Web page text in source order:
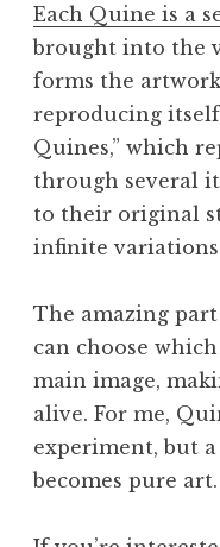
Each Quine is a
brought into the
forms the
reproducing
Quines,” which
through several
to their original
infinite
The amazing
can choose
main image,
alive. For me,
experiment, but
becomes pure art.